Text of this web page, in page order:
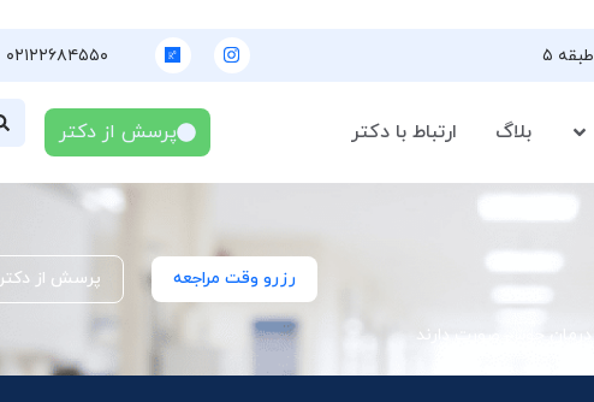
۰۲۱۲۲۶۸۴۵۵۰
بلاگ ارتباط با دکتر پرسش از دکتر
درمان جوش صورت دارند
رزرو وقت مراجعه پرسش از دکتر